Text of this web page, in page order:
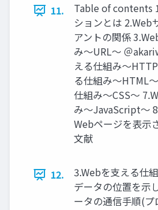
11.
Table of contents
ションとは 2.Web
アントの関係
み〜URL〜 ＠
える仕組み〜
る仕組み〜HTML
仕組み〜CSS〜
み〜JavaScript〜
Webページを表⽰
⽂献
12.
3.Webを⽀える仕
データの位置を⽰
ータの通信⼿順(プ